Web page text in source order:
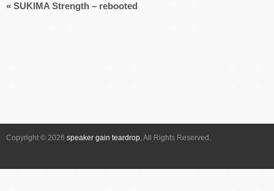
イ
シ
ン
« SUKIMA Strength – rebooted
Copyright © 2026 speaker gain teardrop, All Rights Reserved.